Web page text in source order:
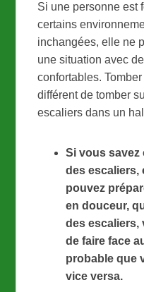
Si une personne est
certains
inchangées, elle ne
une situation avec
confortables.
différent de tomber
escaliers dans un
Si vous savez
des escaliers,
pouvez
en douceur,
des escaliers,
de faire face
probable que
vice versa.